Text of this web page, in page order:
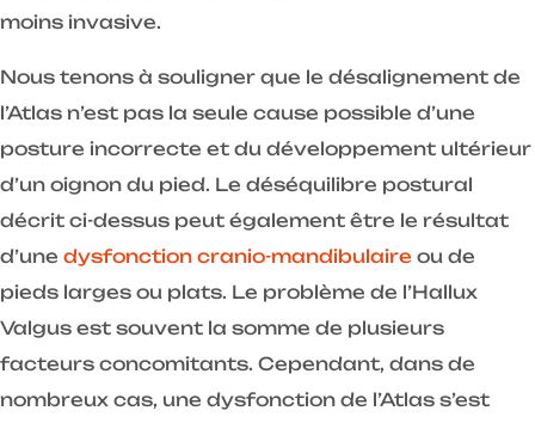
moins invasive.
Nous tenons à souligner que le désalignement de
l’Atlas n’est pas la seule cause possible d’une
posture incorrecte et du développement ultérieur
d’un oignon du pied. Le déséquilibre postural
décrit ci-dessus peut également être le résultat
d’une dysfonction cranio-mandibulaire ou de
pieds larges ou plats. Le problème de l’Hallux
Valgus est souvent la somme de plusieurs
facteurs concomitants. Cependant, dans de
nombreux cas, une dysfonction de l’Atlas s’est